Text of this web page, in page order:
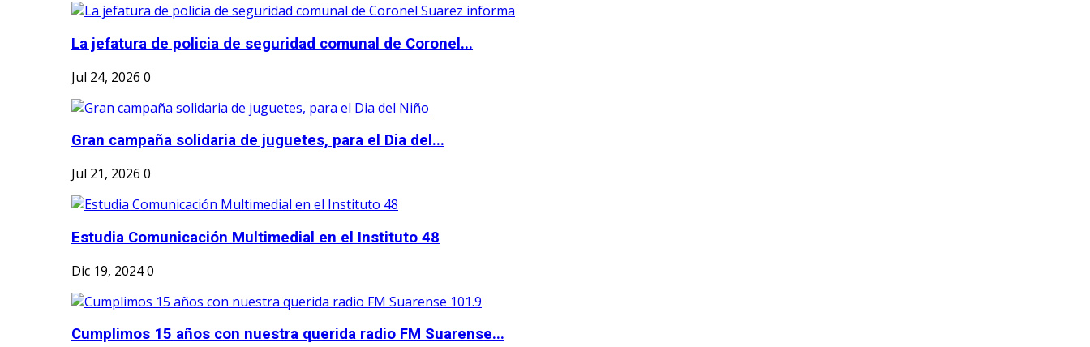
La jefatura de policia de seguridad comunal de Coronel...
Jul 24, 2026 0
Gran campaña solidaria de juguetes, para el Dia del...
Jul 21, 2026 0
Estudia Comunicación Multimedial en el Instituto 48
Dic 19, 20240
Cumplimos 15 años con nuestra querida radio FM Suarense...